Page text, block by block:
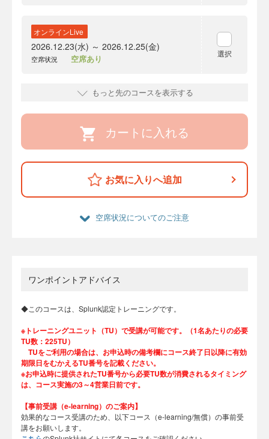
オンラインLive
2026.12.23(水) ～ 2026.12.25(金)
空席状況 空席あり 選択
もっと先のコースを表示する
カートに入れる
お気に入りへ追加
空席状況についてのご注意
ワンポイントアドバイス
◆このコースは、Splunk認定トレーニングです。
※トレーニングユニット（TU）で受講が可能です。（1名あたりの必要
TU数：225TU）
TUをご利用の場合は、お申込時の備考欄にコース終了日以降に有効
期限日をむかえるTU番号を記載ください。
※お申込時に提供されたTU番号から必要TU数が消費されるタイミング
は、コース実施の3～4営業日前です。
【事前受講（e-learning）のご案内】
効果的なコース受講のため、以下コース（e-learning/無償）の事前受
講をお願いします。